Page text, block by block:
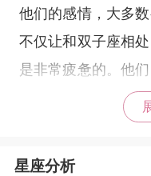
他们的感情，大多
不仅让和双子座相
是非常疲惫的。他
情的发展方向和程
的感情路坎坷也是
在稍微长大成熟了
星座分析